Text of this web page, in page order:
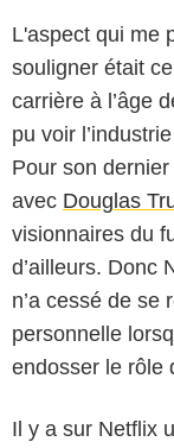
L'aspect qui me
souligner était
carrière à l’âge
pu voir
Pour son dernier
avec Douglas
visionnaires du
d’ailleurs. Donc
n’a cessé de se
personnelle
endosser le rôle
Il y a sur Netflix